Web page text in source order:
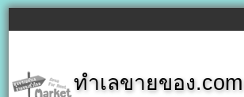
ทำเลขายของ.com